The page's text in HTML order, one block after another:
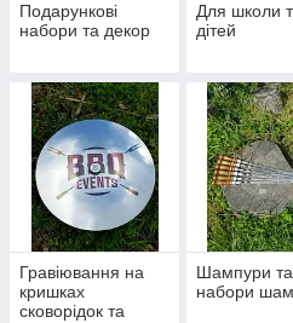
Подарункові
набори та декор
Для школи
дітей
Гравіювання на
кришках
сковорідок та
Шампури та
набори